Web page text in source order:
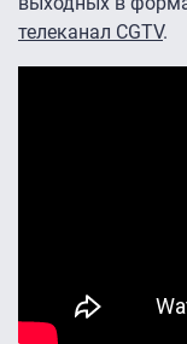
телеканал CGTV.